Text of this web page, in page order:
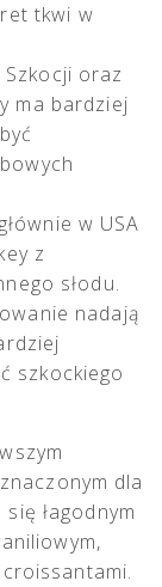
tkwi w
oraz
ma bardziej
w USA
z
słodu.
nadają
szkockiego
dla
łagodnym